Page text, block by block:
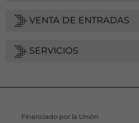
VENTA DE ENTRADAS
SERVICIOS
Financiado por la Unión